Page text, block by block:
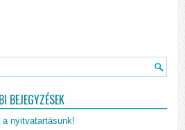
BEJEGYZÉSEK
nyitvatartásunk!